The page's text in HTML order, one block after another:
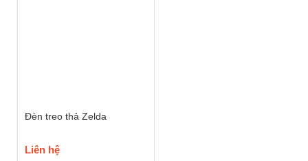
Đèn treo thả Zelda
Liên hệ